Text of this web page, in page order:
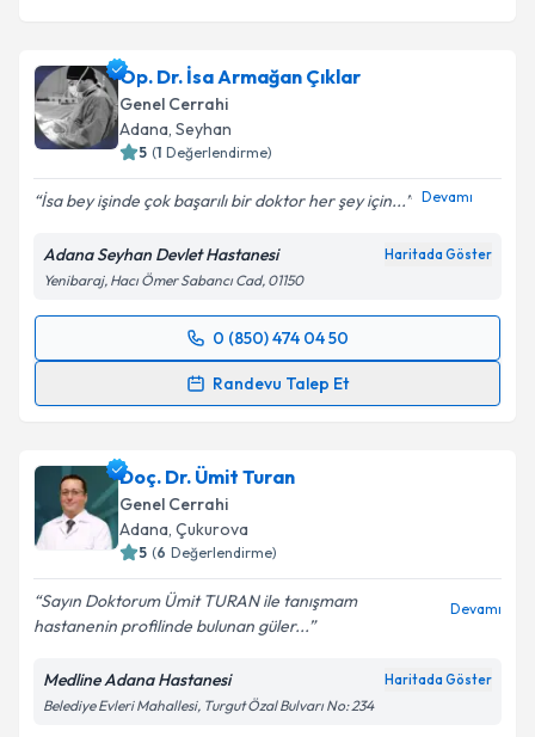
Op. Dr. İsa Armağan Çıklar
Genel Cerrahi
Adana, Seyhan
5 (1 Değerlendirme)
İsa bey işinde çok başarılı bir doktor her şey için... Devamı
Adana Seyhan Devlet Hastanesi Haritada Göster
Yenibaraj, Hacı Ömer Sabancı Cad, 01150
0 (850) 474 04 50
Randevu Talep Et
Randevu Takvimi Talebi
için bir takvim hazırlandığında e-posta ile
bilgilendireceğiz.
E-posta Adresiniz
Metni 'ni okudum ve kişisel verilerimin belirtilen
kapsamda işlenmesini kabul ediyorum.
Doç. Dr. Ümit Turan
Genel Cerrahi
Adana, Çukurova
5 (6 Değerlendirme)
Sayın Doktorum Ümit TURAN ile tanışmam
hastanenin profilinde bulunan güler...
Devamı
Medline Adana Hastanesi Haritada Göster
Belediye Evleri Mahallesi, Turgut Özal Bulvarı No: 234